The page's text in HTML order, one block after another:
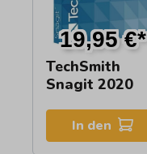
TechSmith
Snagit 2020
19,95 €*
In den